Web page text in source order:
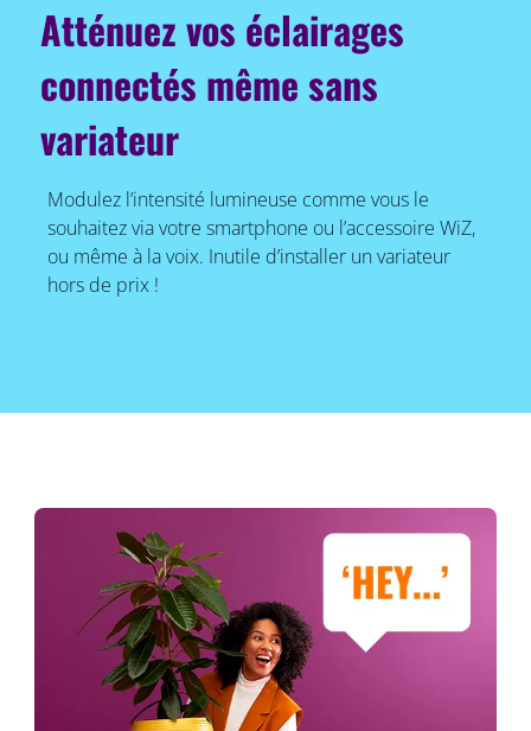
Atténuez vos éclairages
connectés même sans
variateur
Modulez l’intensité lumineuse comme vous le
souhaitez via votre smartphone ou l’accessoire WiZ,
ou même à la voix. Inutile d’installer un variateur
hors de prix !